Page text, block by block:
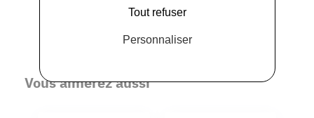
Vous aimerez aussi
Tout refuser
Personnaliser